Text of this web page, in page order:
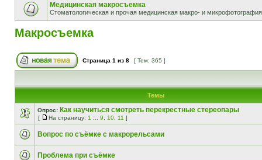
Медицинская макросъемка
Стоматологическая и прочая медицинская макро- и микрофотография
Макросъемка
Страница 1 из 8 [ Тем: 365 ]
Темы
Опрос: Как научиться смотреть перекрестные стереопары
[ На страницу: 1 9 10 11 ]
Вопрос по съёмке с макрорельсами
Проблема при съёмке